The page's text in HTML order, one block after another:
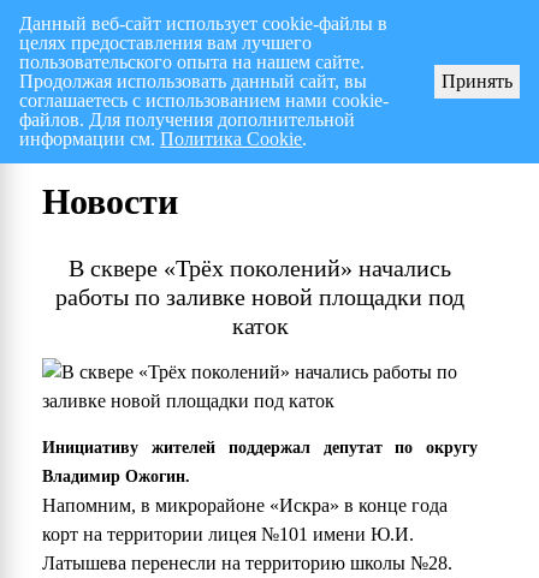
Перспективный план работ на I полугодие 2026 г.
Новости
В сквере «Трёх поколений» начались
работы по заливке новой площадки под
каток
Инициативу жителей поддержал депутат по округу
Владимир Ожогин.
Напомним, в микрорайоне «Искра» в конце года
корт на территории лицея №101 имени Ю.И.
Латышева перенесли на территорию школы №28.
Данный веб-сайт использует cookie-файлы в
целях предоставления вам лучшего
пользовательского опыта на нашем сайте.
Продолжая использовать данный сайт, вы
соглашаетесь с использованием нами cookie-
файлов. Для получения дополнительной
информации см.Политика Cookie.
Принять